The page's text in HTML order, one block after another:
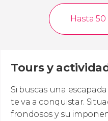
Hasta
Tours y
Si buscas una
te va a conquistar.
frondosos y su